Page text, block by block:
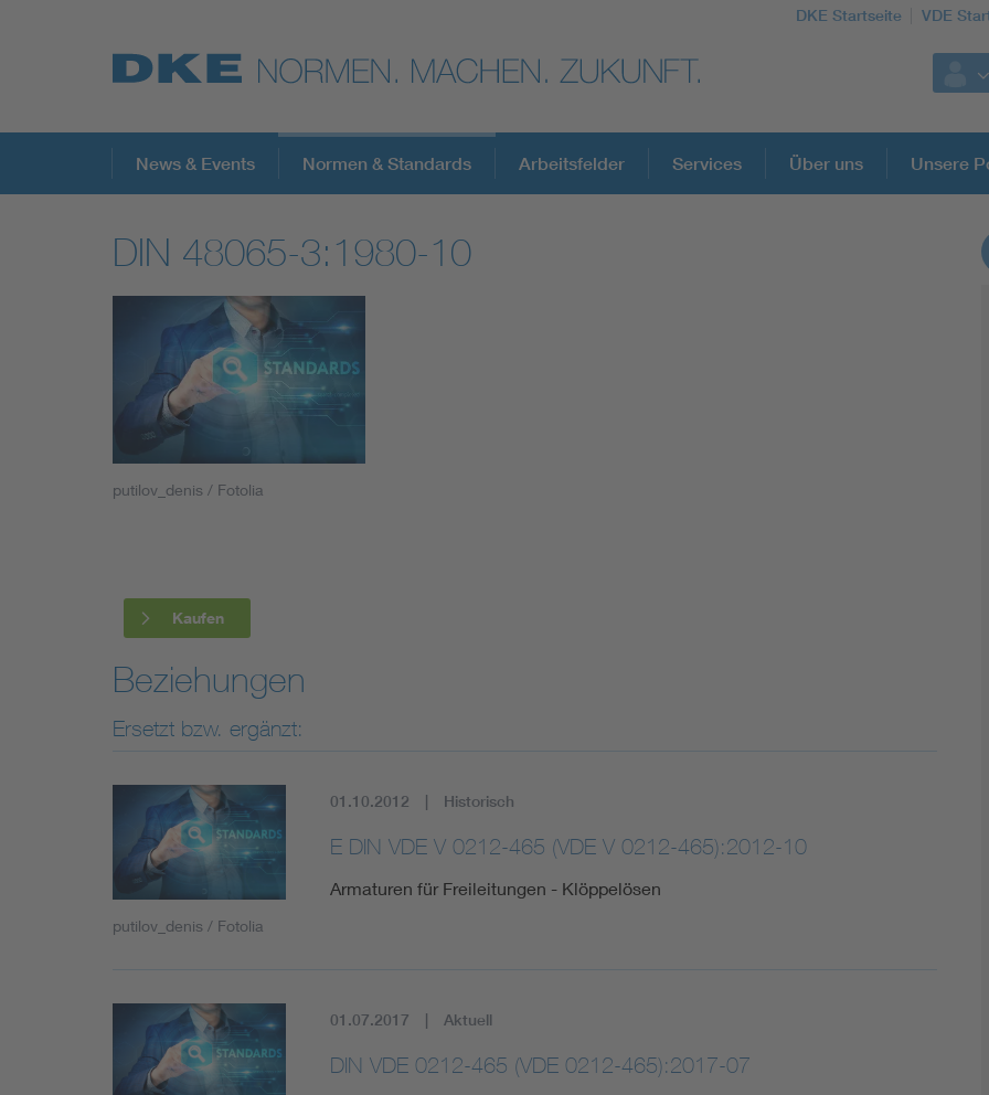
DKE Startseite VDE
Top-Themen
VDE Fokusthemen
Digital Security
Energy
Mobility
Smart Cities
DKE Fachinformationen im Kontext der
News & Events Normen & Standards Arbeitsfelder Services Über uns Unsere
DIN 48065-3:1980-10
putilov_denis / Fotolia
Kaufen
Beziehungen
Ersetzt bzw. ergänzt:
putilov_denis / Fotolia
01.10.2012 Historisch
E DIN VDE V 0212-465 (VDE V 0212-465):2012-10
Armaturen für Freileitungen - Klöppelösen
01.07.2017 Aktuell
DIN VDE 0212-465 (VDE 0212-465):2017-07